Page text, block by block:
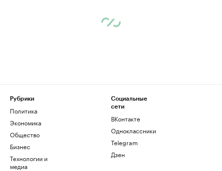
Рубрики
Политика
Экономика
Общество
Бизнес
Технологии и
медиа
Социальные
сети
ВКонтакте
Одноклассники
Telegram
Дзен